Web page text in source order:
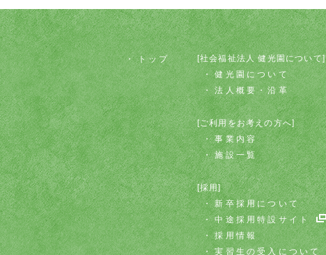
トップ
[社会福祉法人 健光園について]
健光園について
法人概要・沿革
[ご利用をお考えの方へ]
事業内容
施設一覧
[採用]
新卒採用について
中途採用特設サイト
採用情報
実習生の受入について